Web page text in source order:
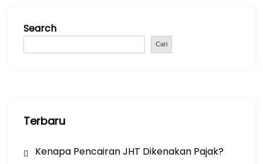
o
o
p
p
m
Search
Cari
Terbaru
Kenapa Pencairan JHT Dikenakan Pajak?